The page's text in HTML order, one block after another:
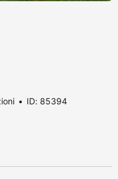
ID: 85394